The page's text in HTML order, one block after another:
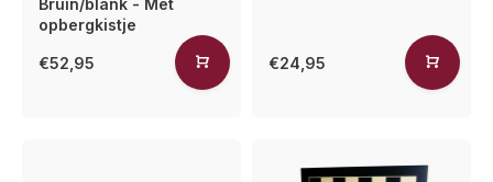
Bruin/blank - Met
opbergkistje
€52,95 €24,95